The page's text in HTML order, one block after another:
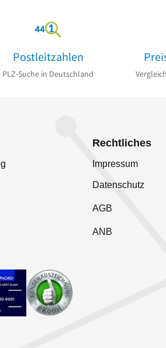
Postleitzahlen
PLZ-Suche in Deutschland
Rechtliches
Impressum
Datenschutz
AGB
ANB